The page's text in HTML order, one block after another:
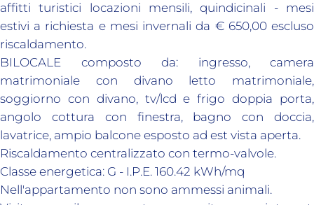
affitti turistici locazioni mensili, quindicinali - mesi
estivi a richiesta e mesi invernali da € 650,00 escluso
riscaldamento.
BILOCALE composto da: ingresso, camera
matrimoniale con divano letto matrimoniale,
soggiorno con divano, tv/lcd e frigo doppia porta,
angolo cottura con finestra, bagno con doccia,
lavatrice, ampio balcone esposto ad est vista aperta.
Riscaldamento centralizzato con termo-valvole.
Classe energetica: G - I.P.E. 160.42 kWh/mq
Nell'appartamento non sono ammessi animali.